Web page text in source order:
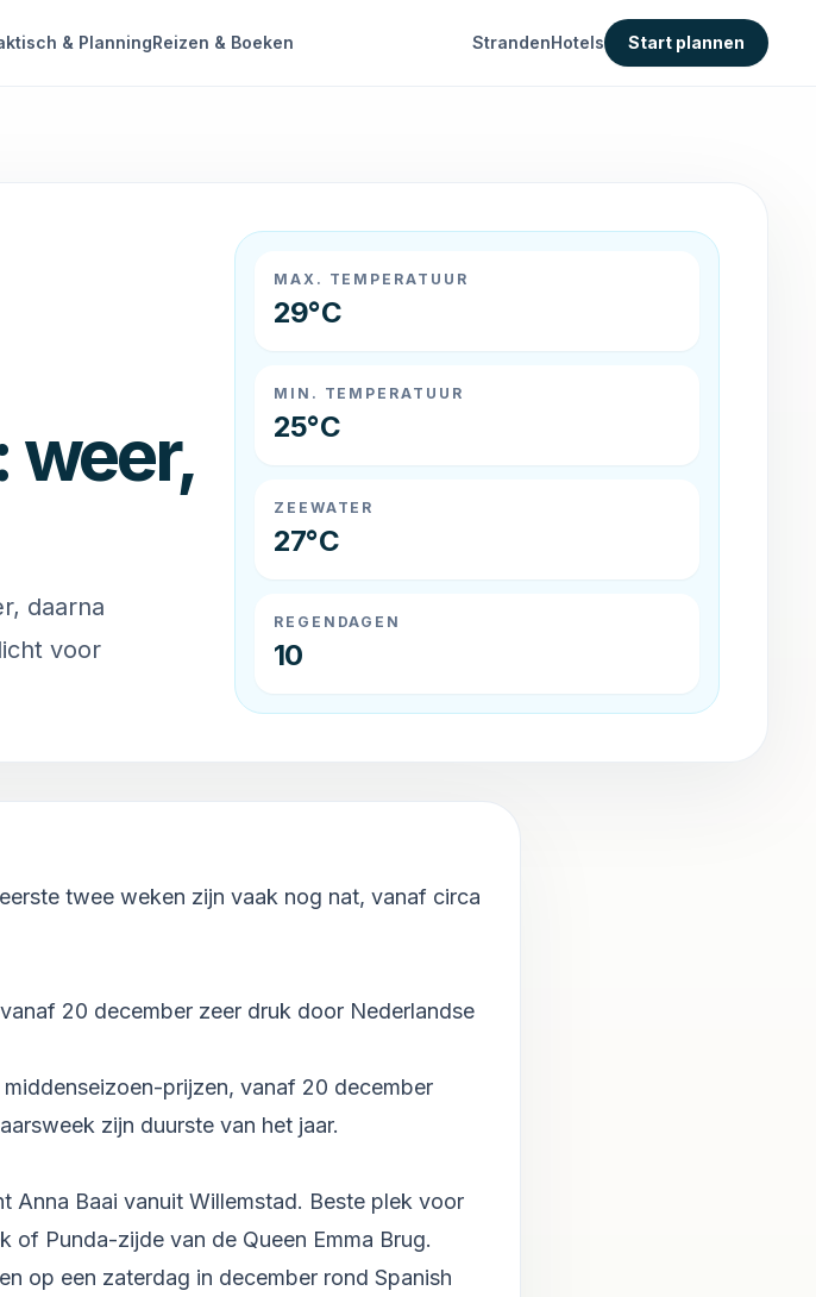
& PlanningReizen & Boeken StrandenHotels Start plannen
weer,
daarna
voor
MAX. TEMPERATUUR
29°C
MIN. TEMPERATUUR
25°C
ZEEWATER
27°C
REGENDAGEN
10
twee weken zijn vaak nog nat, vanaf circa
20 december zeer druk door Nederlandse
prijzen, vanaf 20 december
zijn duurste van het jaar.
Anna Baai vanuit Willemstad. Beste plek voor
of Punda-zijde van de Queen Emma Brug.
op een zaterdag in december rond Spanish